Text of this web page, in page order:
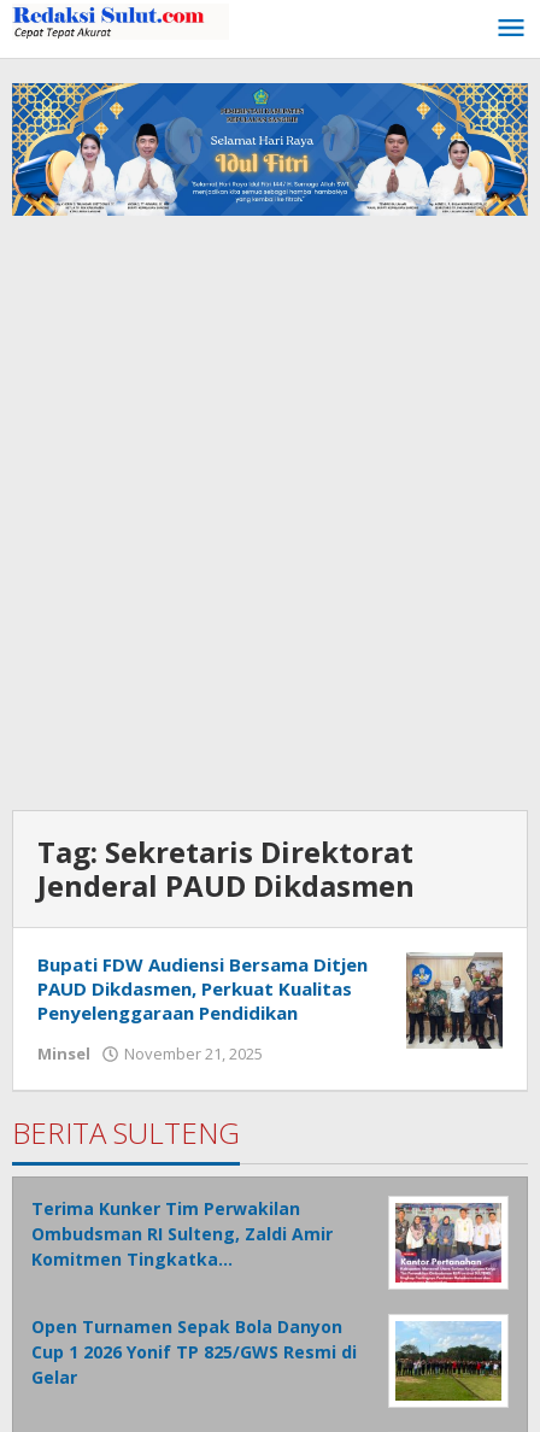
Lewati
ke
konten
Tag: Sekretaris Direktorat
Jenderal PAUD Dikdasmen
Bupati FDW Audiensi Bersama Ditjen
PAUD Dikdasmen, Perkuat Kualitas
Penyelenggaraan Pendidikan
Minsel November 21, 2025
BERITA SULTENG
Terima Kunker Tim Perwakilan
Ombudsman RI Sulteng, Zaldi Amir
Komitmen Tingkatka…
Open Turnamen Sepak Bola Danyon
Cup 1 2026 Yonif TP 825/GWS Resmi di
Gelar